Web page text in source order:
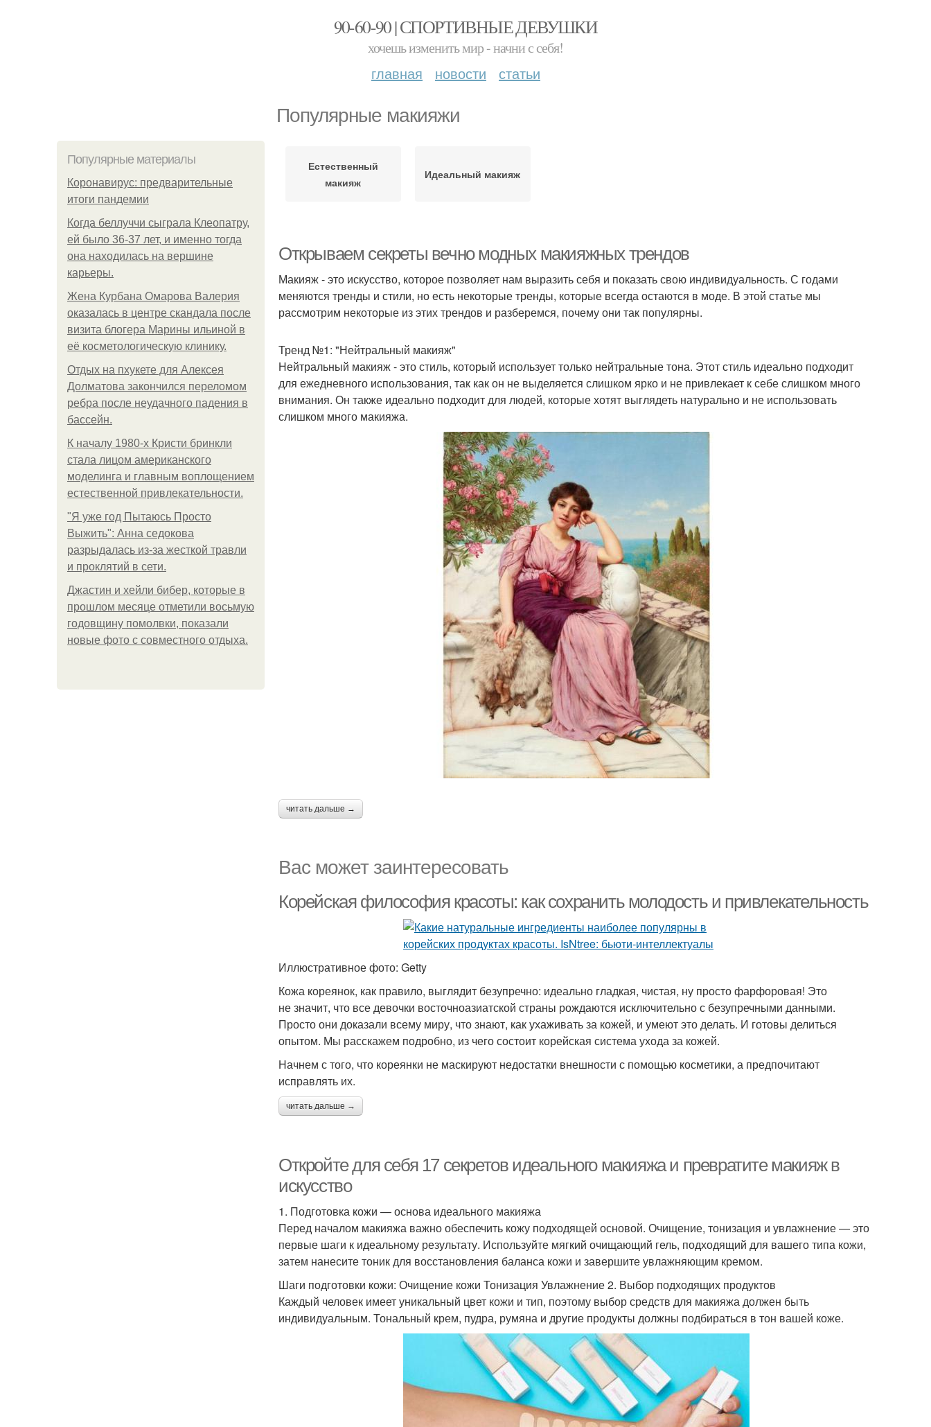
90-60-90 | СПОРТИВНЫЕ ДЕВУШКИ
хочешь изменить мир - начни с себя!
главная новости статьи
Популярные макияжи
Популярные материалы
Коронавирус: предварительные
итоги пандемии
Когда беллуччи сыграла Клеопатру,
ей было 36-37 лет, и именно тогда
она находилась на вершине
карьеры.
Жена Курбана Омарова Валерия
оказалась в центре скандала после
визита блогера Марины ильиной в
её косметологическую клинику.
Отдых на пхукете для Алексея
Долматова закончился переломом
ребра после неудачного падения в
бассейн.
К началу 1980-х Кристи бринкли
стала лицом американского
моделинга и главным воплощением
естественной привлекательности.
"Я уже год Пытаюсь Просто
Выжить": Анна седокова
разрыдалась из-за жесткой травли
и проклятий в сети.
Джастин и хейли бибер, которые в
прошлом месяце отметили восьмую
годовщину помолвки, показали
новые фото с совместного отдыха.
Естественный
макияж
Идеальный макияж
Открываем секреты вечно модных макияжных трендов
Макияж - это искусство, которое позволяет нам выразить себя и показать свою индивидуальность. С годами
меняются тренды и стили, но есть некоторые тренды, которые всегда остаются в моде. В этой статье мы
рассмотрим некоторые из этих трендов и разберемся, почему они так популярны.
Тренд №1: "Нейтральный макияж"
Нейтральный макияж - это стиль, который использует только нейтральные тона. Этот стиль идеально подходит
для ежедневного использования, так как он не выделяется слишком ярко и не привлекает к себе слишком много
внимания. Он также идеально подходит для людей, которые хотят выглядеть натурально и не использовать
слишком много макияжа.
читать дальше →
Вас может заинтересовать
Корейская философия красоты: как сохранить молодость и привлекательность
Иллюстративное фото: Getty
Кожа кореянок, как правило, выглядит безупречно: идеально гладкая, чистая, ну просто фарфоровая! Это
не значит, что все девочки восточноазиатской страны рождаются исключительно с безупречными данными.
Просто они доказали всему миру, что знают, как ухаживать за кожей, и умеют это делать. И готовы делиться
опытом. Мы расскажем подробно, из чего состоит корейская система ухода за кожей.
Начнем с того, что кореянки не маскируют недостатки внешности с помощью косметики, а предпочитают
исправлять их.
читать дальше →
Откройте для себя 17 секретов идеального макияжа и превратите макияж в
искусство
1. Подготовка кожи — основа идеального макияжа
Перед началом макияжа важно обеспечить кожу подходящей основой. Очищение, тонизация и увлажнение — это
первые шаги к идеальному результату. Используйте мягкий очищающий гель, подходящий для вашего типа кожи,
затем нанесите тоник для восстановления баланса кожи и завершите увлажняющим кремом.
Шаги подготовки кожи: Очищение кожи Тонизация Увлажнение 2. Выбор подходящих продуктов
Каждый человек имеет уникальный цвет кожи и тип, поэтому выбор средств для макияжа должен быть
индивидуальным. Тональный крем, пудра, румяна и другие продукты должны подбираться в тон вашей коже.